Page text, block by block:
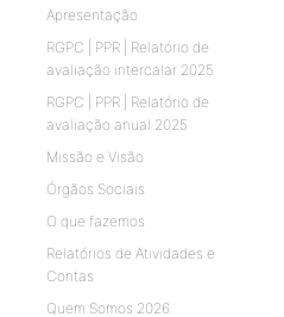
Apresentação
RGPC | PPR | Relatório de
avaliação intercalar 2025
RGPC | PPR | Relatório de
avaliação anual 2025
Missão e Visão
Órgãos Sociais
O que fazemos
Relatórios de Atividades e
Contas
Quem Somos 2026